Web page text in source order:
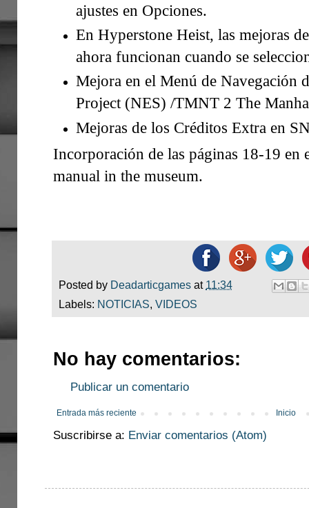
ajustes en Opciones.
En Hyperstone Heist, las mejoras
ahora funcionan cuando se
Mejora en el Menú de Navegación
Project (NES) /TMNT 2 The
Mejoras de los Créditos Extra en
Incorporación de las páginas 18-19 en
manual in the museum.
Posted by Deadarticgames at 11:34
Labels: NOTICIAS, VIDEOS
No hay comentarios:
Publicar un comentario
Entrada más reciente Inicio
Suscribirse a: Enviar comentarios (Atom)